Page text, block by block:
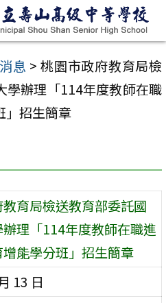
息 > 桃園市政府教育局檢
學辦理「114年度教師在職
」招生簡章
育局檢送教育部委託國
理「114年度教師在職進
能學分班」招生簡章
13 日